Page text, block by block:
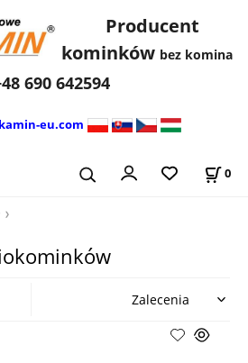
Producent
kominków bez komina
690 642594
eu.com
0